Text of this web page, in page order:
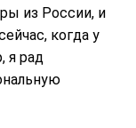
из России, и
когда у
я рад